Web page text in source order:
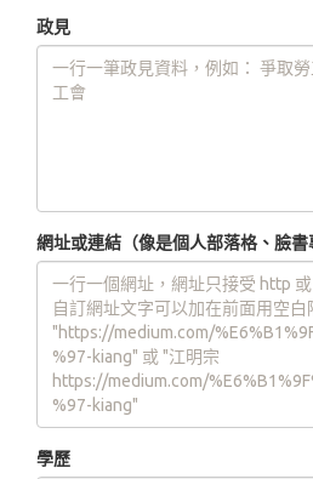
政見
網址或連結（像是個人部落格、臉書
學歷